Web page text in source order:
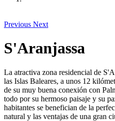
Previous Next
S'Aranjassa
La atractiva zona residencial de
las Islas Baleares, a unos 12
de su muy buena conexión con
todo por su hermoso paisaje y su
habitantes se benefician de la
natural y las ventajas de una gran